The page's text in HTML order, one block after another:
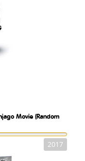
Movie (Random
2017